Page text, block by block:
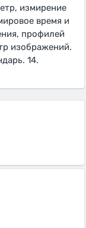
измирение
время и
профилей
изображений.
14.